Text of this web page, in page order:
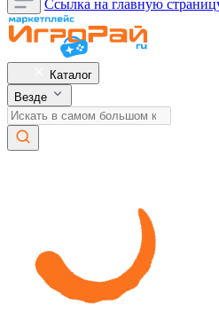
Ссылка на главную
Каталог
Везде